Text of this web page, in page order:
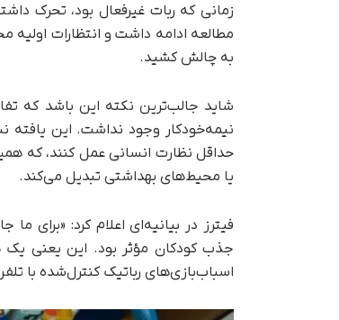
زمانی که ربات غیرفعال بود، تحرک
مطالعه ادامه داشت و انتظارات اولیه
به چالش کشید.
شاید جالب‌ترین نکته این باشد که
نیمه‌خودکار وجود نداشت. این یافته
حداقل نظارت انسانی عمل کنند، که
یا محیط‌های بهداشتی تبدیل می‌کند.
فیترز در بیانیه‌ای اعلام کرد:‌ «برای
جذب کودکان مؤثر بود. این یعنی
اسباب‌بازی‌های رباتیک کنترل‌شده با